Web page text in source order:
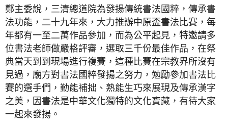
鄭主委說，三清總道院為發揚傳統書法國粹，傳承書
法功能，二十九年來，大力推辦中原盃書法比賽，每
年都有一至二萬作品參加，而為公平起見，特邀請多
位書法老師做嚴格評審，選取三千份最佳作品，在祭
典當天到到現場進行複賽，這種比賽在宗教界所沒有
見過，廟方對書法國粹發揚之努力，勉勵參加書法比
賽的選手們，勤能補拙、熟能生巧來展現及傳承漢字
之美，因書法是中華文化獨特的文化寶藏，有待大家
一起來發揚。